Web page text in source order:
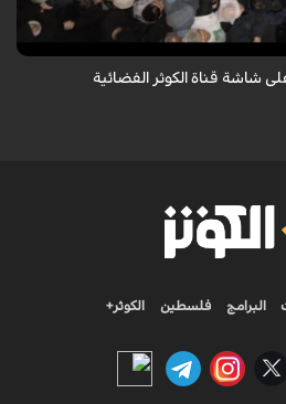
شاشة قناة الكوثر الفضائية
البرامج فلسطين الكوثر+